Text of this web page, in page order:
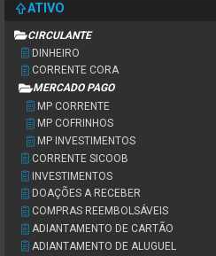
ATIVO
CIRCULANTE
DINHEIRO
CORRENTE CORA
MERCADO PAGO
MP CORRENTE
MP COFRINHOS
MP INVESTIMENTOS
CORRENTE SICOOB
INVESTIMENTOS
DOAÇÕES A RECEBER
COMPRAS REEMBOLSÁVEIS
ADIANTAMENTO DE CARTÃO
ADIANTAMENTO DE ALUGUEL